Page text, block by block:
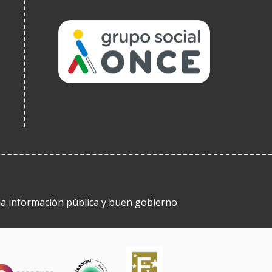
información pública y buen gobierno.